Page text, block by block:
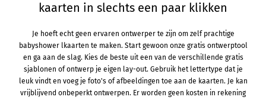
kaarten in slechts een paar klikken
Je hoeft echt geen ervaren ontwerper te zijn om zelf prachtige
babyshower lkaarten te maken. Start gewoon onze gratis ontwerptool
en ga aan de slag. Kies de beste uit een van de verschillende gratis
sjablonen of ontwerp je eigen lay-out. Gebruik het lettertype dat je
leuk vindt en voeg je foto's of afbeeldingen toe aan de kaarten. Je kan
vrijblijvend onbeperkt ontwerpen. Er worden geen kosten in rekening